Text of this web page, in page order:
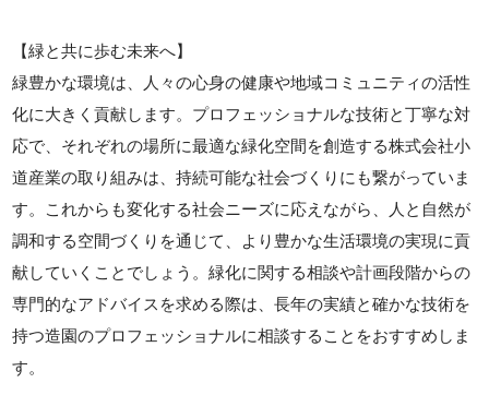
【緑と共に歩む未来へ】
緑豊かな環境は、人々の心身の健康や地域コミュニティの活性
化に大きく貢献します。プロフェッショナルな技術と丁寧な対
応で、それぞれの場所に最適な緑化空間を創造する株式会社小
道産業の取り組みは、持続可能な社会づくりにも繋がっていま
す。これからも変化する社会ニーズに応えながら、人と自然が
調和する空間づくりを通じて、より豊かな生活環境の実現に貢
献していくことでしょう。緑化に関する相談や計画段階からの
専門的なアドバイスを求める際は、長年の実績と確かな技術を
持つ造園のプロフェッショナルに相談することをおすすめしま
す。